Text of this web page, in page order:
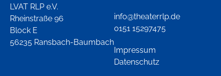
LVAT RLP e.V.
Rheinstraße 96
Block E
56235 Ransbach-Baumbach
info@theaterrlp.de
0151 15297475
Impressum
Datenschutz